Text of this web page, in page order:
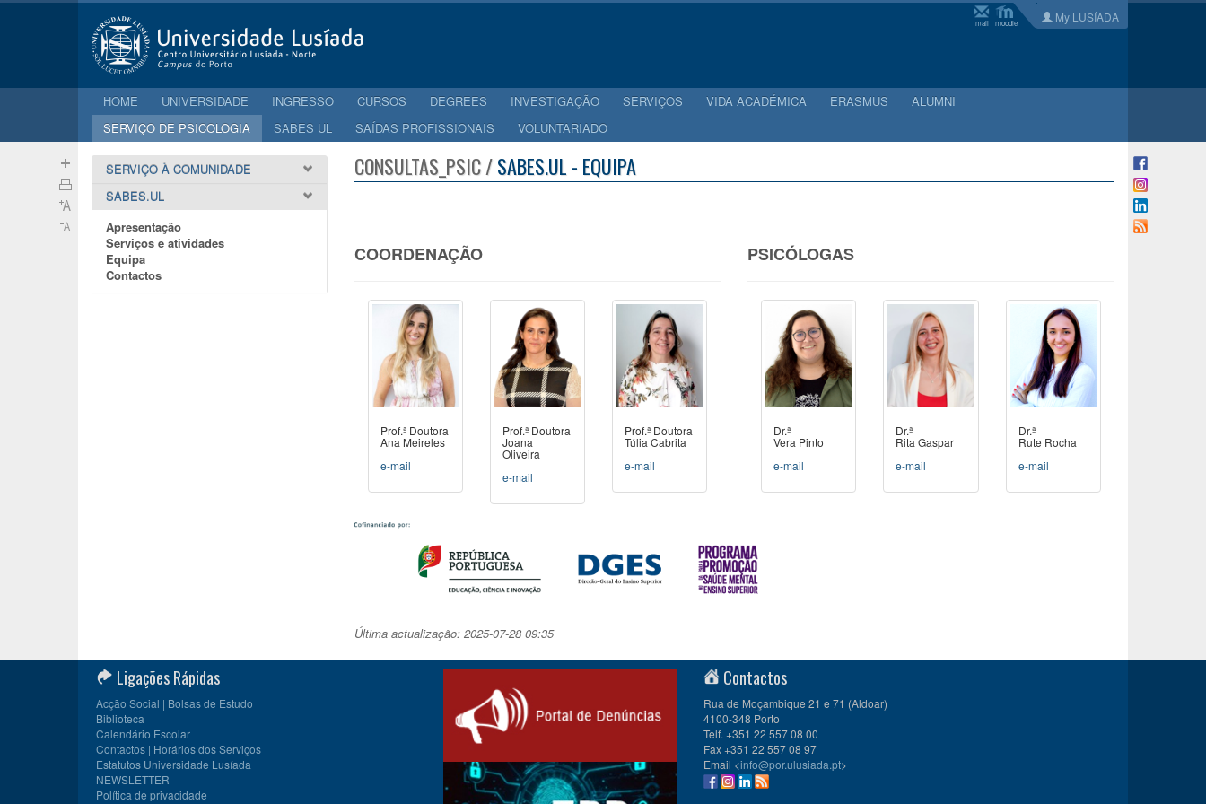
mail moodle My LUSÍADA
HOME UNIVERSIDADE INGRESSO CURSOS DEGREES INVESTIGAÇÃO SERVIÇOS VIDA ACADÉMICA ERASMUS
ALUMNI
SERVIÇO DE PSICOLOGIA
SABES UL SAÍDAS PROFISSIONAIS VOLUNTARIADO
SERVIÇO À COMUNIDADE
SABES.UL
Apresentação
Serviços e atividades
Equipa
Contactos
CONSULTAS_PSIC /SABES.UL - EQUIPA
COORDENAÇÃO
Prof.ª Doutora
Ana Meireles
e-mail
Prof.ª Doutora
Joana
Oliveira
e-mail
Prof.ª Doutora
Túlia Cabrita
e-mail
PSICÓLOGAS
Dr.ª
Vera Pinto
e-mail
Dr.ª
Rita Gaspar
e-mail
Dr.ª
Rute Rocha
e-mail
Última actualização: 2025-07-28 09:35
Ligações Rápidas
Acção Social | Bolsas de Estudo
Biblioteca
Calendário Escolar
Contactos | Horários dos Serviços
Estatutos Universidade Lusíada
NEWSLETTER
Política de privacidade
Contactos
Rua de Moçambique 21 e 71 (Aldoar)
4100-348 Porto
Telf. +351 22 557 08 00
Fax +351 22 557 08 97
Email <info@por.ulusiada.pt>